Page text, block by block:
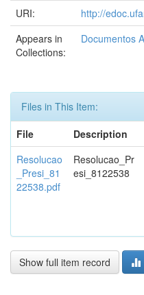
URI:
http://
Appears in
Collections:
Documentos
Files in This Item:
File
Description
Resolucao
_Presi_81
22538.pdf
Resolucao_Pr
esi_8122538
Show full item record